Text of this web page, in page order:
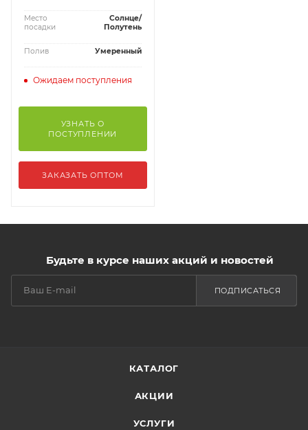
Место
посадки
Солнце/
Полутень
Полив Умеренный
Ожидаем поступления
УЗНАТЬ О
ПОСТУПЛЕНИИ
ЗАКАЗАТЬ ОПТОМ
Будьте в курсе наших акций и новостей
ПОДПИСАТЬСЯ
КАТАЛОГ
АКЦИИ
УСЛУГИ